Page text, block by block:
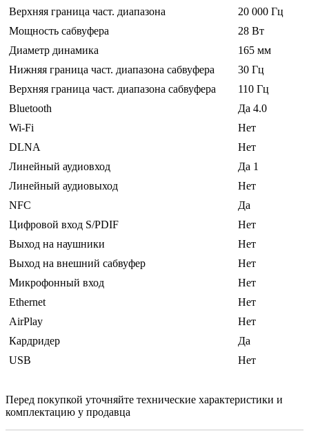
Верхняя граница част. диапазона
20 000 Гц
Мощность сабвуфера
28 Вт
Диаметр динамика
165 мм
Нижняя граница част. диапазона сабвуфера
30 Гц
Верхняя граница част. диапазона сабвуфера
110 Гц
Bluetooth
Да 4.0
Wi-Fi
Нет
DLNA
Нет
Линейный аудиовход
Да 1
Линейный аудиовыход
Нет
NFC
Да
Цифровой вход S/PDIF
Нет
Выход на наушники
Нет
Выход на внешний сабвуфер
Нет
Микрофонный вход
Нет
Ethernet
Нет
AirPlay
Нет
Кардридер
Да
USB
Нет
Перед покупкой уточняйте технические характеристики и
комплектацию у продавца